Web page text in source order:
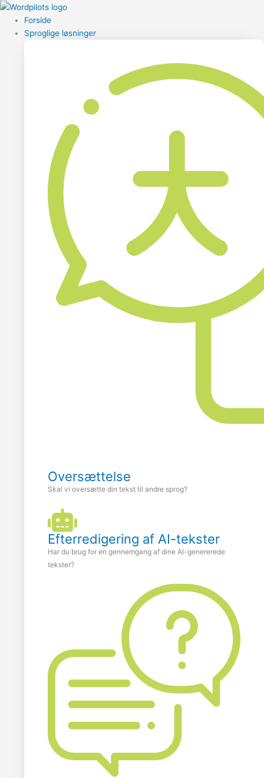
Forside
Sproglige løsninger
Oversættelse
Skal vi oversætte din tekst til andre sprog?
Efterredigering af AI-tekster
Har du brug for en gennemgang af dine AI-genererede
tekster?